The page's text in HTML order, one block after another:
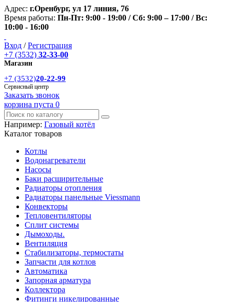
Адрес: г.Оренбург, ул 17 линия, 76
Время работы: Пн-Пт: 9:00 - 19:00 / Сб: 9:00 – 17:00 / Вс:
10:00 - 16:00
Вход / Регистрация
+7 (3532) 32-33-00
Магазин
+7 (3532)20-22-99
Сервисный центр
Заказать звонок
корзина пуста 0
Например: Газовый котёл
Каталог товаров
Котлы
Водонагреватели
Насосы
Баки расширительные
Радиаторы отопления
Радиаторы панельные Viessmann
Конвекторы
Тепловентиляторы
Сплит системы
Дымоходы.
Вентиляция
Стабилизаторы, термостаты
Запчасти для котлов
Автоматика
Запорная арматура
Коллектора
Фитинги никелированные